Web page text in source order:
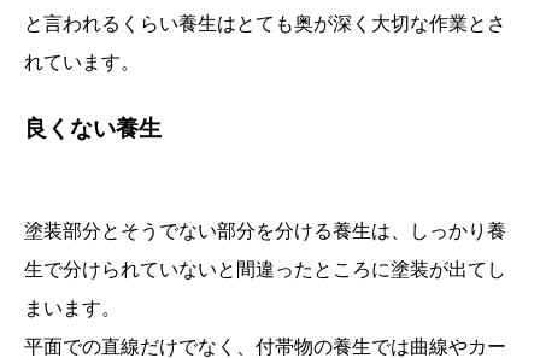
と言われるくらい養生はとても奥が深く大切な作業とさ
れています。
良くない養生
塗装部分とそうでない部分を分ける養生は、しっかり養
生で分けられていないと間違ったところに塗装が出てし
まいます。
平面での直線だけでなく、付帯物の養生では曲線やカー